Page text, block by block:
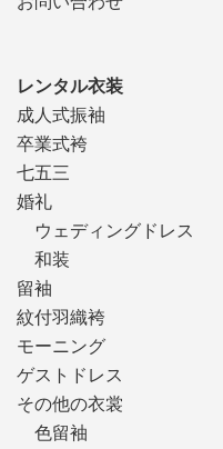
レンタル衣装
成人式振袖
卒業式袴
七五三
婚礼
ウェディングドレス
和装
留袖
紋付羽織袴
モーニング
ゲストドレス
その他の衣裳
色留袖